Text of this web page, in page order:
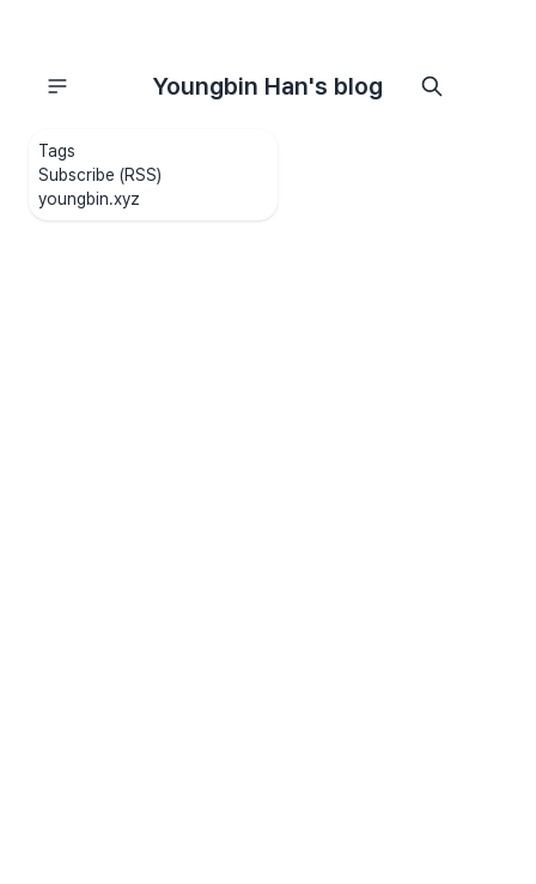
Tags
Subscribe (RSS)
youngbin.xyz
Youngbin Han's blog